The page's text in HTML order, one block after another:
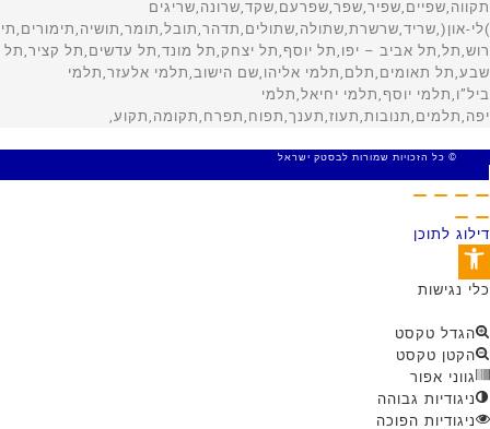
© כל הזכויות שמורות לבסטק ישראל
דילוג לתוכן
פתח סרגל נגישות
כלי נגישות
הגדל טקסט
הקטן טקסט
גווני אפור
ניגודיות גבוהה
ניגודיות הפוכה